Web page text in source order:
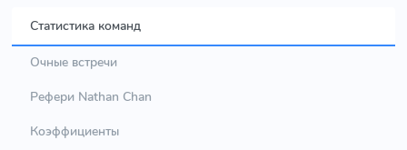
Статистика команд
Очные встречи
Рефери Nathan Chan
Коэффициенты